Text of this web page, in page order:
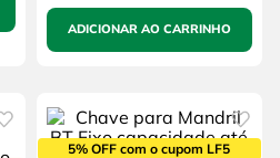
ADICIONAR AO CARRINHO
5% OFF com o cupom LF5